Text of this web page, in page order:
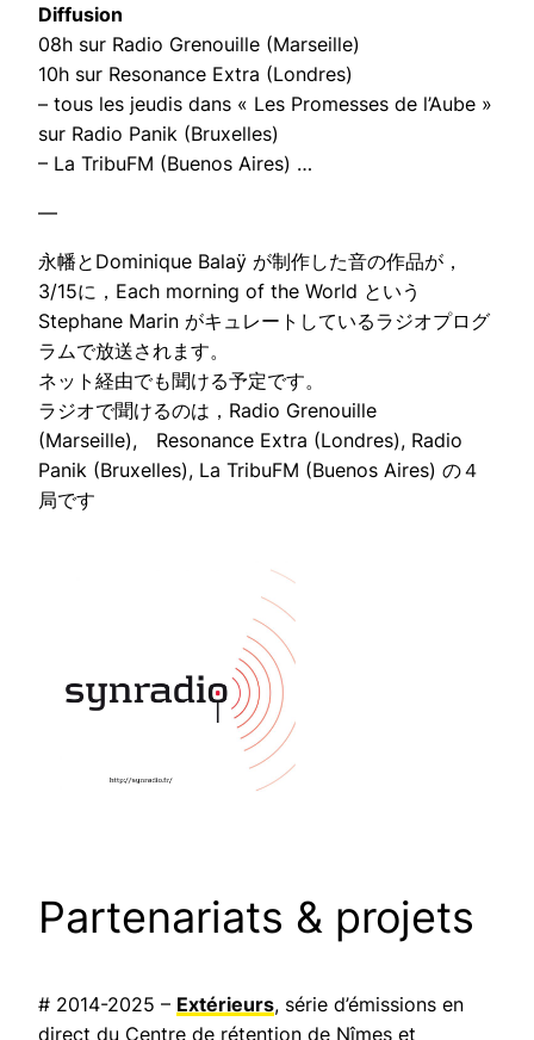
Diffusion
08h sur Radio Grenouille (Marseille)
10h sur Resonance Extra (Londres)
– tous les jeudis dans « Les Promesses de l’Aube »
sur Radio Panik (Bruxelles)
– La TribuFM (Buenos Aires) …
—
永幡とDominique Balaÿ が制作した音の作品が，
3/15に，Each morning of the World という
Stephane Marin がキュレートしているラジオプログ
ラムで放送されます。
ネット経由でも聞ける予定です。
ラジオで聞けるのは，Radio Grenouille
(Marseille), Resonance Extra (Londres), Radio
Panik (Bruxelles), La TribuFM (Buenos Aires) の４
局です
Partenariats & projets
# 2014-2025 – Extérieurs, série d’émissions en
direct du Centre de rétention de Nîmes et